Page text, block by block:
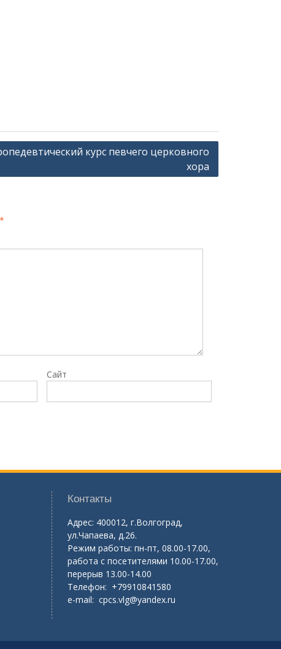
курс певчего церковного
хора
*
Сайт
Контакты
Адрес: 400012, г.Волгоград,
ул.Чапаева, д.26.
Режим работы: пн-пт, 08.00-17.00,
работа с посетителями 10.00-17.00,
перерыв 13.00-14.00
Телефон: +79910841580
e-mail: cpcs.vlg@yandex.ru